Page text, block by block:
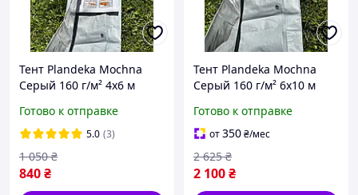
Тент Plandeka Mochna
Серый 160 г/м² 4х6 м
водозащитный брезент
Качественный тент
укрывной
Готово к отправке
5.0 (3)
840₴
1 050 ₴
Тент Plandeka Mochna
Серый 160 г/м² 6х10 м
от ветра и дождя
Готово к отправке
от350₴/мес
2 100₴
2 625 ₴